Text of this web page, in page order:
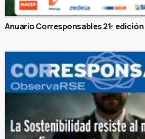
Anuario Corresponsables 21ª